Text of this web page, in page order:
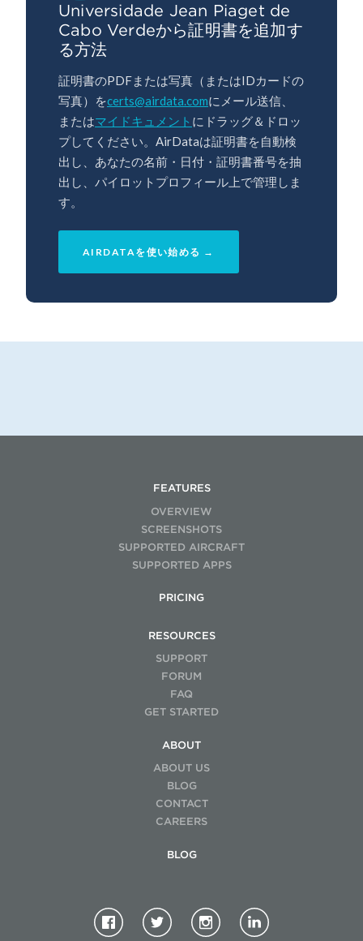
Universidade Jean Piaget de
Cabo Verdeから証明書を追加す
る方法
証明書のPDFまたは写真（またはIDカードの
写真）をcerts@airdata.comにメール送信、
またはマイドキュメント にドラッグ＆ドロッ
プしてください。AirDataは証明書を自動検
出し、あなたの名前・日付・証明書番号を抽
出し、パイロットプロフィール上で管理しま
す。
AIRDATAを使い始める →
FEATURES
OVERVIEW
SCREENSHOTS
SUPPORTED AIRCRAFT
SUPPORTED APPS
PRICING
RESOURCES
SUPPORT
FORUM
FAQ
GET STARTED
ABOUT
ABOUT US
BLOG
CONTACT
CAREERS
BLOG